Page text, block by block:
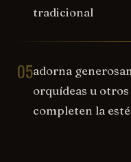
tradicional
05adorna
orquídeas u
completen la